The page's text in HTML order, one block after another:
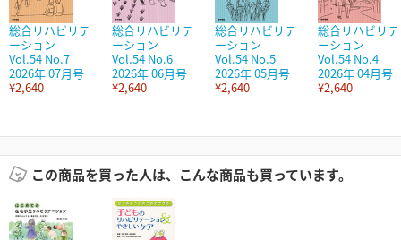
総合リハビリテ
ーション
Vol.54 No.7
2026年 07月号
¥2,640
総合リハビリテ
ーション
Vol.54 No.6
2026年 06月号
¥2,640
総合リハビリテ
ーション
Vol.54 No.5
2026年 05月号
¥2,640
総合リハビリテ
ーション
Vol.54 No.4
2026年 04月号
¥2,640
この商品を買った人は、こんな商品も買っています。